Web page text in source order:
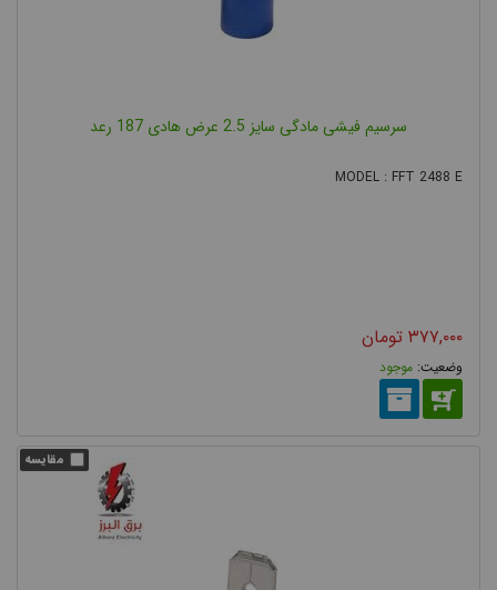
سرسیم فیشی مادگی سایز 2.5 عرض هادی 187 رعد
MODEL : FFT 2488 E
۳۷۷,۰۰۰ تومان
موجود